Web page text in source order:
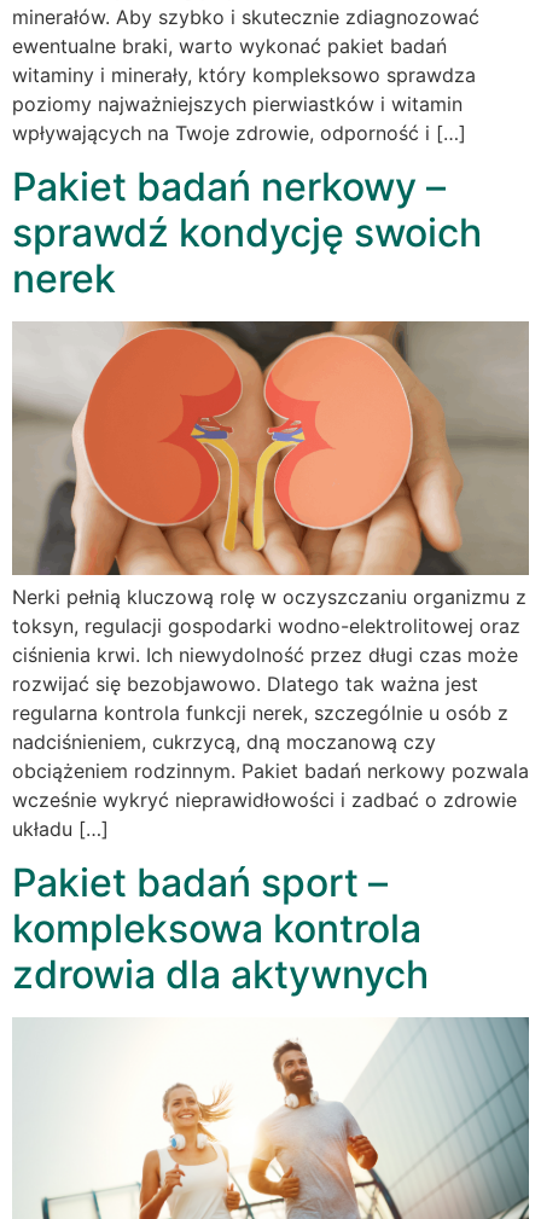
minerałów. Aby szybko i skutecznie zdiagnozować
ewentualne braki, warto wykonać pakiet badań
witaminy i minerały, który kompleksowo sprawdza
poziomy najważniejszych pierwiastków i witamin
wpływających na Twoje zdrowie, odporność i […]
Pakiet badań nerkowy –
sprawdź kondycję swoich
nerek
Nerki pełnią kluczową rolę w oczyszczaniu organizmu z
toksyn, regulacji gospodarki wodno-elektrolitowej oraz
ciśnienia krwi. Ich niewydolność przez długi czas może
rozwijać się bezobjawowo. Dlatego tak ważna jest
regularna kontrola funkcji nerek, szczególnie u osób z
nadciśnieniem, cukrzycą, dną moczanową czy
obciążeniem rodzinnym. Pakiet badań nerkowy pozwala
wcześnie wykryć nieprawidłowości i zadbać o zdrowie
układu […]
Pakiet badań sport –
kompleksowa kontrola
zdrowia dla aktywnych